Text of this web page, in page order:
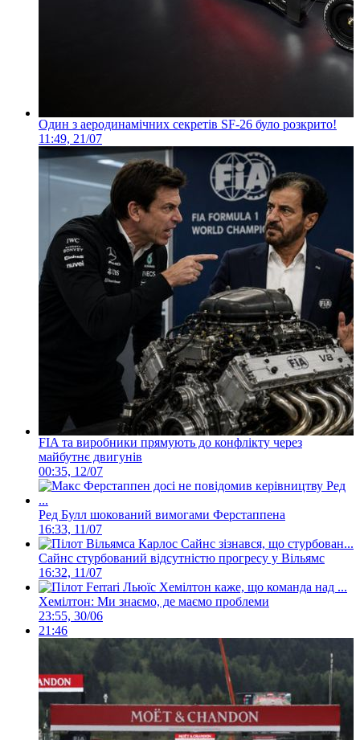
Один з аеродинамічних секретів SF-26 було розкрито!
11:49, 21/07
FIA та виробники прямують до конфлікту через
майбутнє двигунів
00:35, 12/07
Ред Булл шокований вимогами Ферстаппена
16:33, 11/07
Сайнс стурбований відсутністю прогресу у Вільямс
16:32, 11/07
Хемілтон: Ми знаємо, де маємо проблеми
23:55, 30/06
21:46